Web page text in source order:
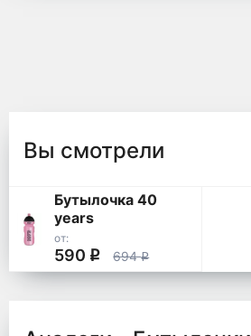
Вы смотрели
Бутылочка 40
years
от:
590 q 694q